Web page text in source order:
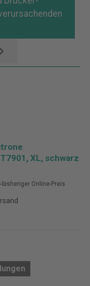
XL, schwarz
bisheriger Online-Preis